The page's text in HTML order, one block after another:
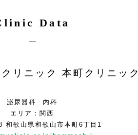
Data
リニック 本町クリニック
泌尿器科 内科
エリア：関西
和歌山県和歌山市本町6丁目1